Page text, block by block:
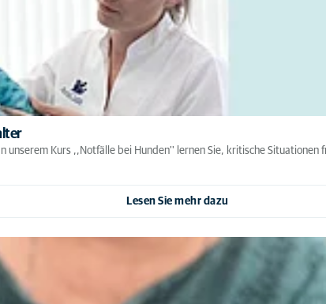
Kurs ,,Notfälle bei Hunden'' lernen Sie, kritische
Lesen Sie mehr dazu